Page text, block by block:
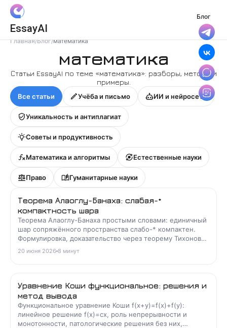
EssayAI
Блог
Главная/Блог/математика
математика
Статьи EssayAI по теме «математика»: разборы, методы и
примеры.
Все статьи Учёба и письмо ИИ и нейросети
Уникальность и антиплагиат
Советы и продуктивность
Математика и алгоритмы Естественные науки
Право Гуманитарные науки
Теорема Алаоглу-Банаха: слабая-*
компактность шара
Теорема Алаоглу-Банаха простыми словами: единичный
шар сопряжённого пространства слабо-* компактен.
Формулировка, доказательство через теорему Тихонова,
смысл слабой-* топологии и примеры применения.
20 июня 2026 8 минут
Уравнение Коши функциональное: решения и
метод вывода
Функциональное уравнение Коши f(x+y)=f(x)+f(y):
линейное решение f(x)=cx, роль непрерывности и
монотонности, патологические решения без них,
Войти с Яндекс ID
Войти с VK ID
Согласие на обработку
персональных данных
и принимаю условия
Политики конфиденциальности
Правила пользования сервисом